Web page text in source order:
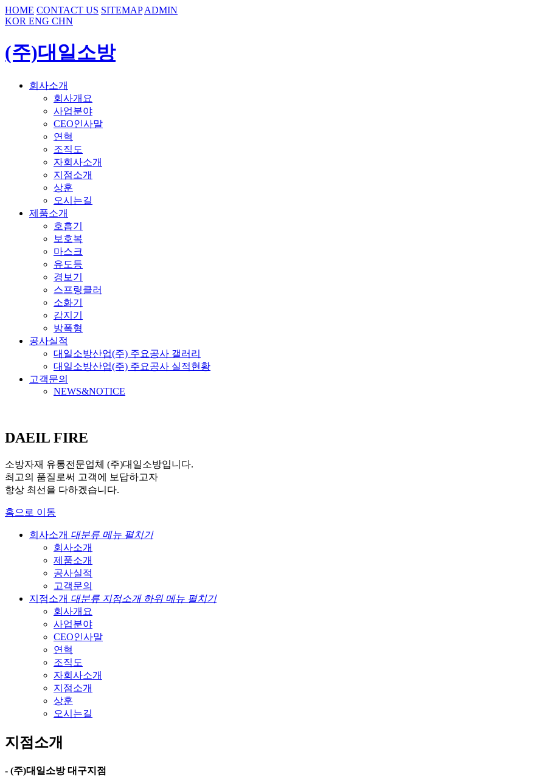
HOME CONTACT US SITEMAP ADMIN
KOR ENG CHN
(주)대일소방
회사소개
회사개요
사업분야
CEO인사말
연혁
조직도
자회사소개
지점소개
상훈
오시는길
제품소개
호흡기
보호복
마스크
유도등
경보기
스프링클러
소화기
감지기
방폭형
공사실적
대일소방산업(주) 주요공사 갤러리
대일소방산업(주) 주요공사 실적현황
고객문의
NEWS&NOTICE
DAEIL FIRE
소방자재 유통전문업체 (주)대일소방입니다.
최고의 품질로써 고객에 보답하고자
항상 최선을 다하겠습니다.
홈으로 이동
회사소개 대분류 메뉴 펼치기
회사소개
제품소개
공사실적
고객문의
지점소개 대분류 지점소개 하위 메뉴 펼치기
회사개요
사업분야
CEO인사말
연혁
조직도
자회사소개
지점소개
상훈
오시는길
지점소개
- (주)대일소방 대구지점